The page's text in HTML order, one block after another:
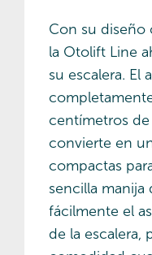
Con su diseño
la Otolift Line
su escalera. El
centímetros
convierte en
compactas
sencilla manija
fácilmente el
de la escalera,